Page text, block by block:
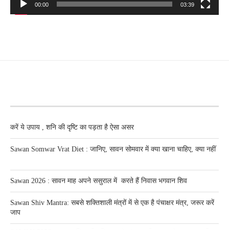
00:00 03:39
करें ये उपाय , शनि की दृष्टि का पड़ता है ऐसा असर
Sawan Somwar Vrat Diet : जानिए, सावन सोमवार में क्या खाना चाहिए, क्या नहीं
Sawan 2026 : सावन माह अपने ससुराल में करते हैं निवास भगवान शिव
Sawan Shiv Mantra: सबसे शक्तिशाली मंत्रों में से एक है पंचाक्षर मंत्र, जरूर करें
जाप